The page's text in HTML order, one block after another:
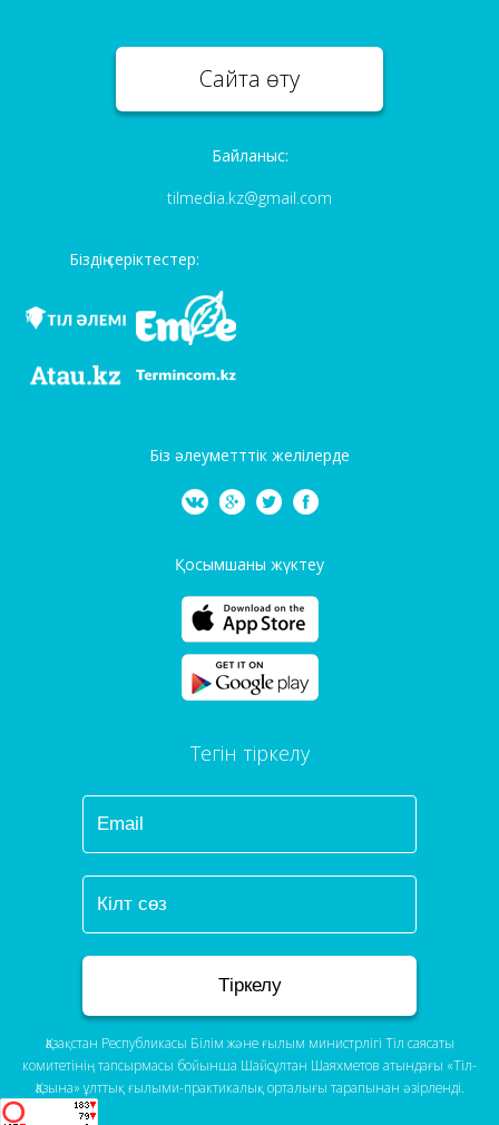
Сайтқа өту
Байланыс:
tilmedia.kz@gmail.com
Біздің серіктестер:
Біз әлеуметттік желілерде
Қосымшаны жүктеу
Тегін тіркелу
Тіркелу
Қазақстан Республикасы Білім және ғылым министрлігі Тіл саясаты
комитетінің тапсырмасы бойынша Шайсұлтан Шаяхметов атындағы «Тіл-
Қазына» ұлттық ғылыми-практикалық орталығы тарапынан әзірленді.